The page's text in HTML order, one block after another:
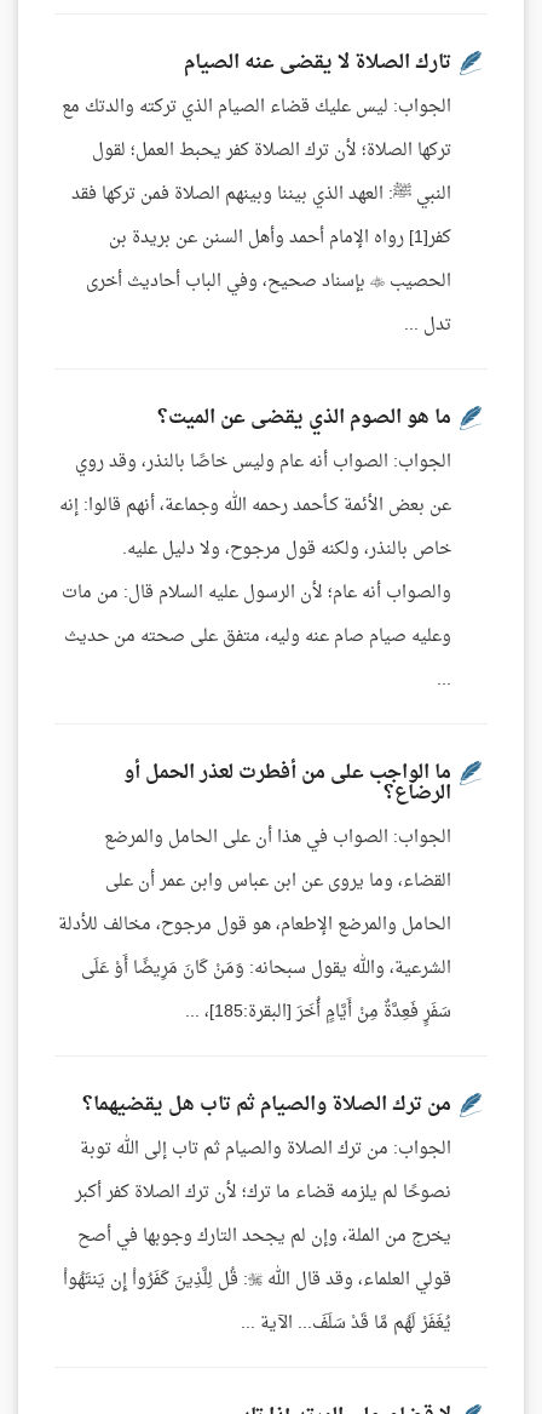
تارك الصلاة لا يقضى عنه الصيام
الجواب: ليس عليك قضاء الصيام الذي تركته والدتك مع
تركها الصلاة؛ لأن ترك الصلاة كفر يحبط العمل؛ لقول
النبي ﷺ: العهد الذي بيننا وبينهم الصلاة فمن تركها فقد
كفر[1] رواه الإمام أحمد وأهل السنن عن بريدة بن
الحصيب  بإسناد صحيح، وفي الباب أحاديث أخرى
تدل ...
ما هو الصوم الذي يقضى عن الميت؟
الجواب: الصواب أنه عام وليس خاصًا بالنذر، وقد روي
عن بعض الأئمة كـأحمد رحمه الله وجماعة، أنهم قالوا: إنه
خاص بالنذر، ولكنه قول مرجوح، ولا دليل عليه.
والصواب أنه عام؛ لأن الرسول عليه السلام قال: من مات
وعليه صيام صام عنه وليه، متفق على صحته من حديث
...
ما الواجب على من أفطرت لعذر الحمل أو
الرضاع؟
الجواب: الصواب في هذا أن على الحامل والمرضع
القضاء، وما يروى عن ابن عباس وابن عمر أن على
الحامل والمرضع الإطعام، هو قول مرجوح، مخالف للأدلة
الشرعية، والله يقول سبحانه: وَمَنْ كَانَ مَرِيضًا أَوْ عَلَى
سَفَرٍ فَعِدَّةٌ مِنْ أَيَّامٍ أُخَرَ [البقرة:185]، ...
من ترك الصلاة والصيام ثم تاب هل يقضيهما؟
الجواب: من ترك الصلاة والصيام ثم تاب إلى الله توبة
نصوحًا لم يلزمه قضاء ما ترك؛ لأن ترك الصلاة كفر أكبر
يخرج من الملة، وإن لم يجحد التارك وجوبها في أصح
قولي العلماء، وقد قال الله : قُل لِلَّذِينَ كَفَرُواْ إِن يَنتَهُواْ
يُغَفَرْ لَهُم مَّا قَدْ سَلَفَ... الآية ...